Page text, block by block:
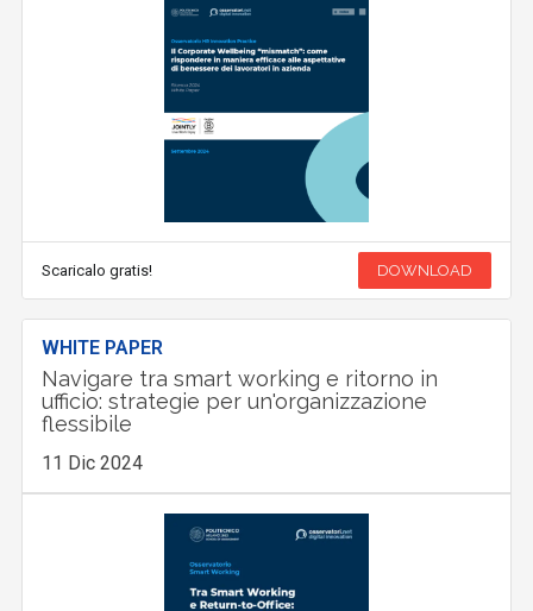
Scaricalo gratis! DOWNLOAD
WHITE PAPER
Navigare tra smart working e ritorno in
ufficio: strategie per un'organizzazione
flessibile
11 Dic 2024